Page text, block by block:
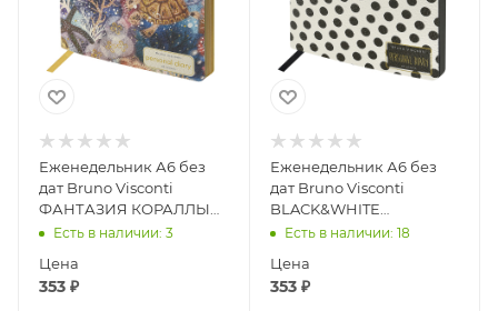
Еженедельник А6 без
дат Bruno Visconti
ФАНТАЗИЯ КОРАЛЛЫ
160стр иск кожа 3-741/03
Есть в наличии: 3
Цена
353 ₽
Еженедельник А6 без
дат Bruno Visconti
BLACK&WHITE
ГОРОШЕК 160стр иск
Есть в наличии: 18
Цена
353₽